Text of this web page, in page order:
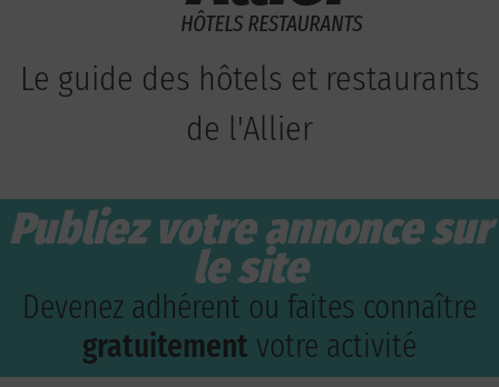
Le guide des hôtels et restaurants
de l'Allier
Publiez votre annonce sur
le site
Devenez adhérent ou faites connaître
gratuitement votre activité